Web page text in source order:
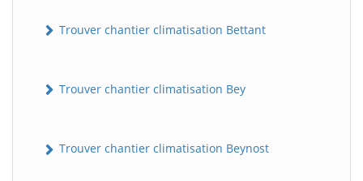
Trouver chantier climatisation Bettant
Trouver chantier climatisation Bey
Trouver chantier climatisation Beynost